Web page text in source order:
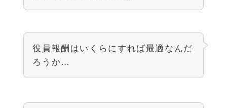
役員報酬はいくらにすれば最適なんだ
ろうか…